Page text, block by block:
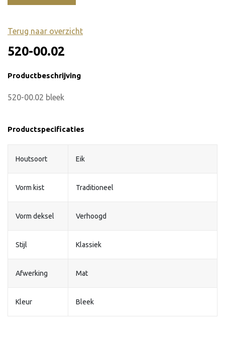
Terug naar overzicht
520-00.02
Productbeschrijving
520-00.02 bleek
Productspecificaties
Houtsoort Eik
Vorm kist Traditioneel
Vorm deksel Verhoogd
Stijl Klassiek
Afwerking Mat
Kleur Bleek